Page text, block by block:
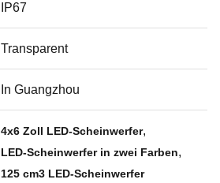
IP67
Transparent
In Guangzhou
4x6 Zoll LED-Scheinwerfer,
LED-Scheinwerfer in zwei Farben,
125 cm3 LED-Scheinwerfer